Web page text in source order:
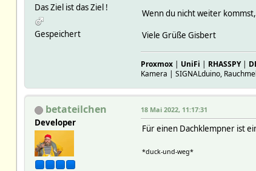
Das Ziel ist das Ziel !
Gespeichert
Wenn du nicht weiter
Viele​ Grüße​ Gisbert​
Proxmox| UniFi | RHASSPY|
Kamera | SIGNALduino,
betateilchen
Developer
18 Mai 2022, 11:17:31
Für einen Dachklempner ist
*duck-und-weg*